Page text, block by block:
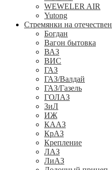
WEWELER AIR
Yutong
Стремянки на
Богдан
Вагон бытовка
ВАЗ
ВИС
ГАЗ
ГАЗ/Валдай
ГАЗ/Газель
ГОЛАЗ
ЗиЛ
ИЖ
КААЗ
КрАЗ
Крепление
ЛАЗ
ЛиАЗ